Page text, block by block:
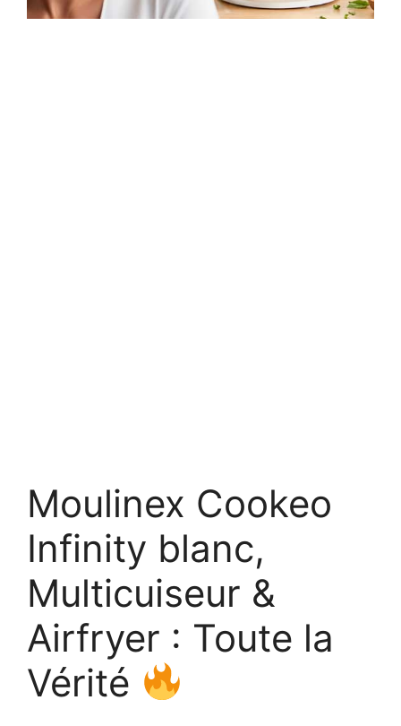
Moulinex Cookeo
Infinity blanc,
Multicuiseur &
Airfryer : Toute la
Vérité